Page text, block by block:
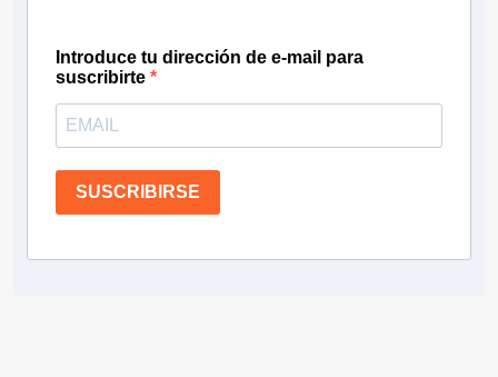
Introduce tu dirección de e-mail para
suscribirte
SUSCRIBIRSE